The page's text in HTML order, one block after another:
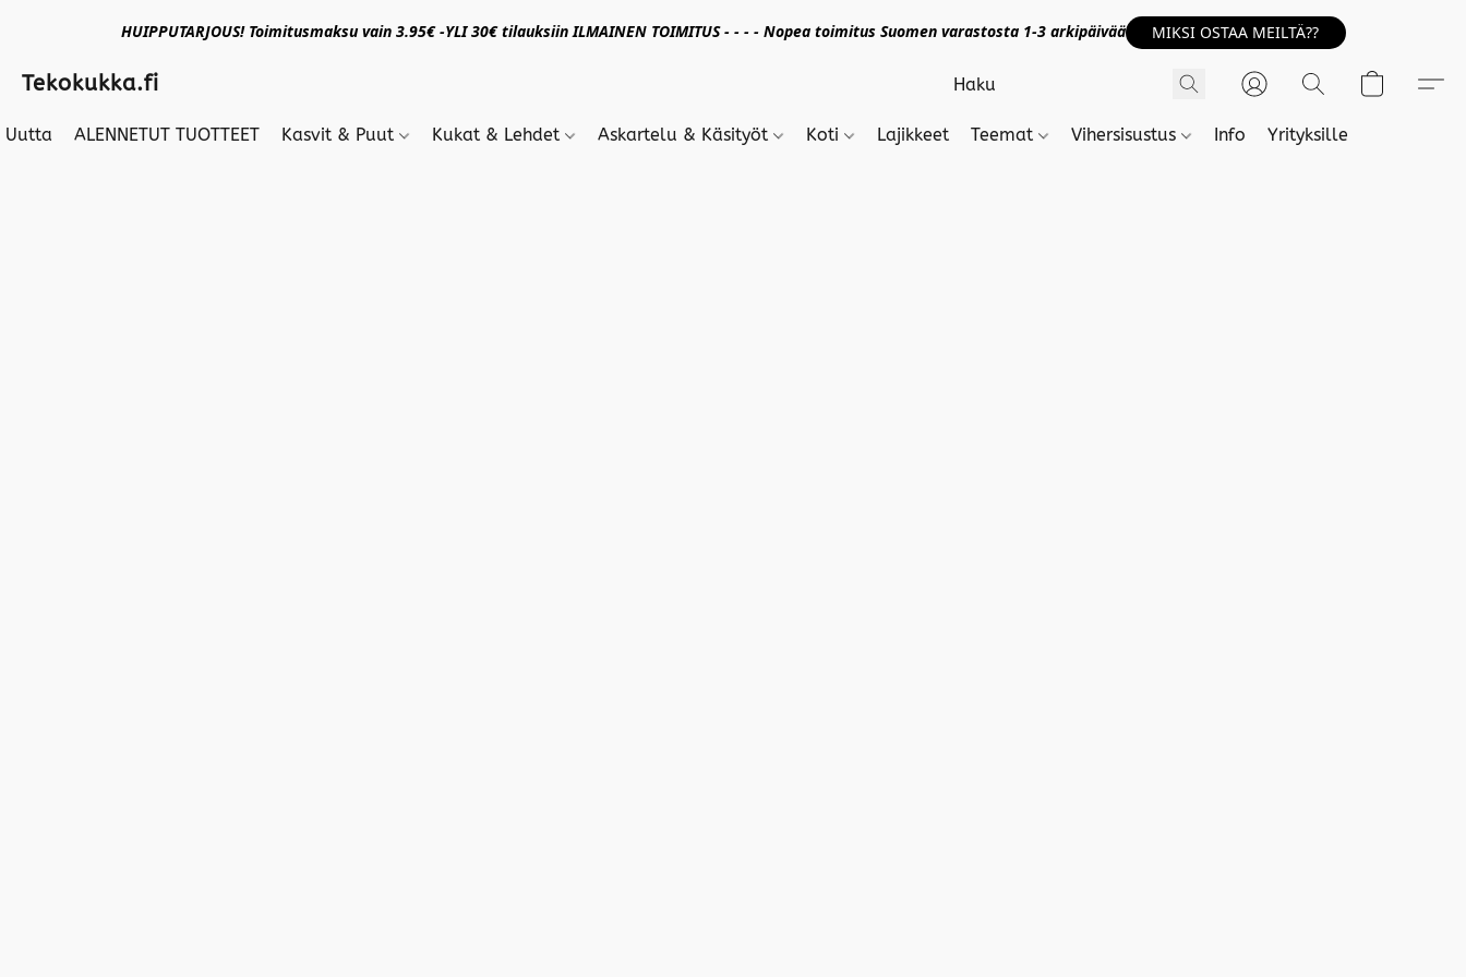
HUIPPUTARJOUS! Toimitusmaksu vain 3.95€ -YLI 30€ tilauksiin ILMAINEN TOIMITUS - - - - Nopea toimitus Suomen varastosta 1-3 arkipäivää MIKSI OSTAA MEILTÄ??
Tekokukka.fi
Uutta ALENNETUT TUOTTEET Kasvit & Puut Kukat & Lehdet Askartelu & Käsityöt Koti Lajikkeet Teemat Vihersisustus Info Yrityksille